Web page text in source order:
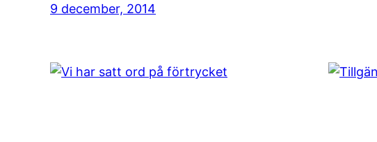
9 december, 2014